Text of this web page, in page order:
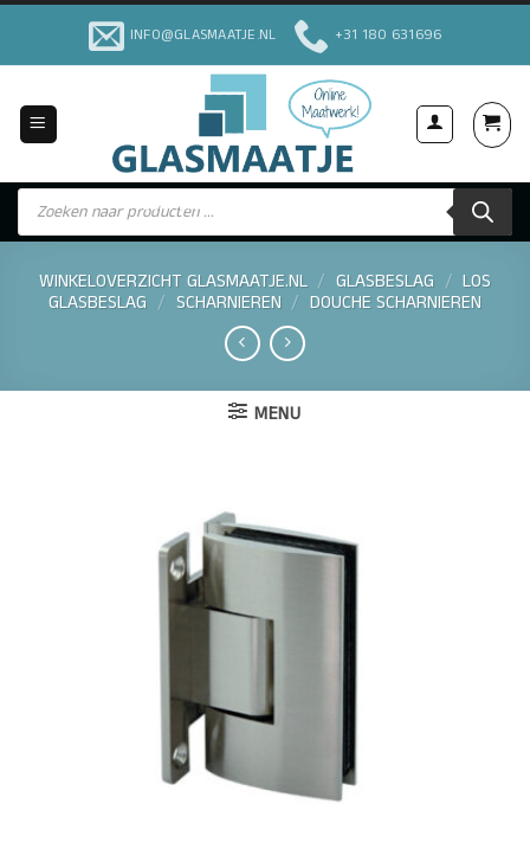
Ga
inhoud
INFO@GLASMAATJE.NL +31 180 631696
Voor Particulieren & Bedrijven
Producten
zoeken
WINKELOVERZICHT GLASMAATJE.NL / GLASBESLAG / LOS
GLASBESLAG / SCHARNIEREN / DOUCHE SCHARNIEREN
MENU